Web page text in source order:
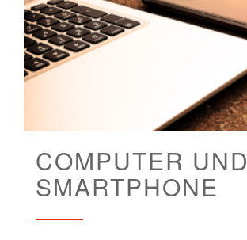
COMPUTER UND
SMARTPHONE